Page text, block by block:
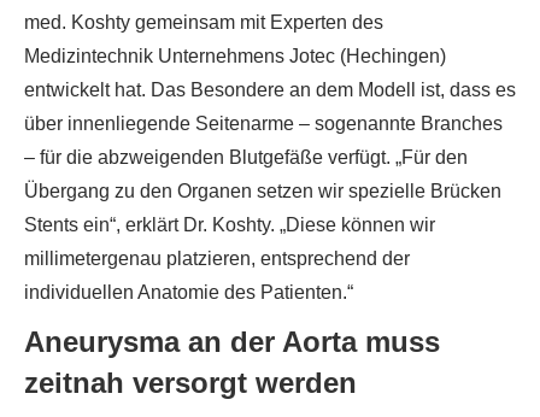
med. Koshty gemeinsam mit Experten des
Medizintechnik Unternehmens Jotec (Hechingen)
entwickelt hat. Das Besondere an dem Modell ist, dass es
über innenliegende Seitenarme – sogenannte Branches
– für die abzweigenden Blutgefäße verfügt. „Für den
Übergang zu den Organen setzen wir spezielle Brücken
Stents ein“, erklärt Dr. Koshty. „Diese können wir
millimetergenau platzieren, entsprechend der
individuellen Anatomie des Patienten.“
Aneurysma an der Aorta muss
zeitnah versorgt werden